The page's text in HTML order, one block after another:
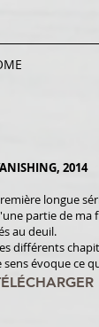
2014
longue
partie de ma
au deuil.
différents
sens évoque ce